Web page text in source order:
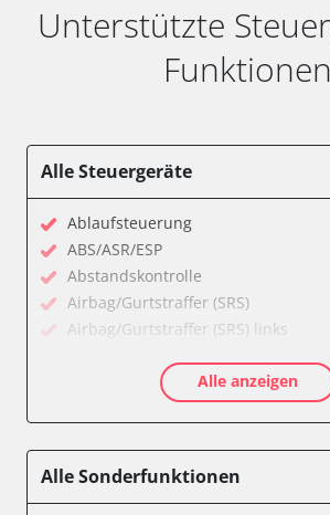
Unterstützte
Funktionen
Alle Steuergeräte
Ablaufsteuerung
ABS/ASR/ESP
Abstandskontrolle
Airbag/Gurtstraffer (SRS)
Airbag/Gurtstraffer (SRS) links
Allradelektronik
Anhängersteuergerät
Bremskraftverstärker
Alle anzeigen
Alle Sonderfunktionen